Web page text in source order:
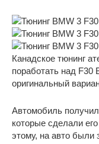
Канадское тюнинг
поработать над F30
оригинальный
Автомобиль
которые сделали
этому, на авто были